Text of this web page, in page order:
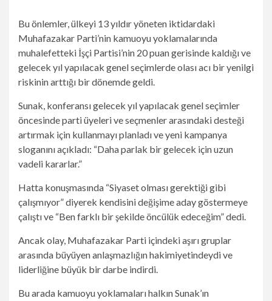
Bu önlemler, ülkeyi 13 yıldır yöneten iktidardaki
Muhafazakar Parti’nin kamuoyu yoklamalarında
muhalefetteki İşçi Partisi’nin 20 puan gerisinde kaldığı ve
gelecek yıl yapılacak genel seçimlerde olası acı bir yenilgi
riskinin arttığı bir dönemde geldi.
Sunak, konferansı gelecek yıl yapılacak genel seçimler
öncesinde parti üyeleri ve seçmenler arasındaki desteği
artırmak için kullanmayı planladı ve yeni kampanya
sloganını açıkladı: “Daha parlak bir gelecek için uzun
vadeli kararlar.”
Hatta konuşmasında “Siyaset olması gerektiği gibi
çalışmıyor” diyerek kendisini değişime aday göstermeye
çalıştı ve “Ben farklı bir şekilde öncülük edeceğim” dedi.
Ancak olay, Muhafazakar Parti içindeki aşırı gruplar
arasında büyüyen anlaşmazlığın hakimiyetindeydi ve
liderliğine büyük bir darbe indirdi.
Bu arada kamuoyu yoklamaları halkın Sunak’ın